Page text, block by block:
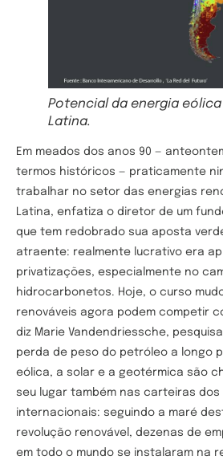
Potencial da energia eólica
Latina.
Em meados dos anos 90 —
termos históricos — praticamente
trabalhar no setor das energias
Latina, enfatiza o diretor de um
que tem redobrado sua aposta
atraente: realmente lucrativo era
privatizações, especialmente no
hidrocarbonetos. Hoje, o curso
renováveis agora podem competir
diz Marie Vandendriessche,
perda de peso do petróleo a longo
eólica, a solar e a geotérmica são
seu lugar também nas carteiras dos
internacionais: seguindo a maré
revolução renovável, dezenas de
em todo o mundo se instalaram na